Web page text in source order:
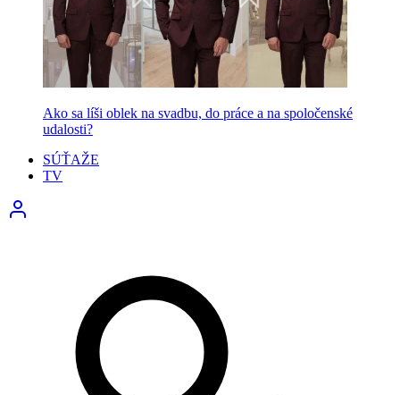
Ako sa líši oblek na svadbu, do práce a na spoločenské
udalosti?
SÚŤAŽE
TV